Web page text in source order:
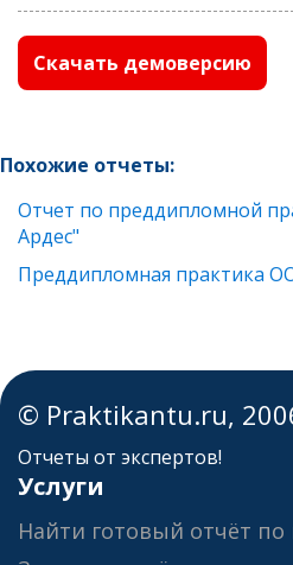
Скачать демоверсию
Похожие отчеты:
Отчет по преддипломной
Ардес"
Преддипломная практика
© Praktikantu.ru,
Отчеты от экспертов!
Услуги
Найти готовый отчёт по